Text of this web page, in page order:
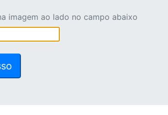
imagem ao lado no campo abaixo